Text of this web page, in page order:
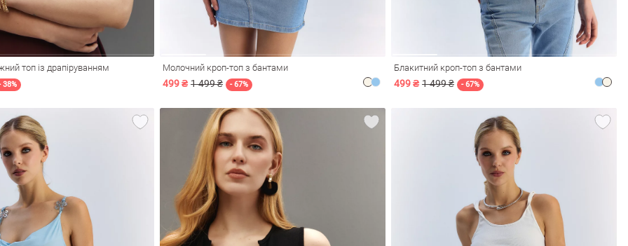
топ із драпіруванням
38%
Молочний кроп-топ з бантами
499 ₴ 1 499 ₴ - 67%
Блакитний кроп-топ з бантами
499 ₴ 1 499 ₴ - 67%